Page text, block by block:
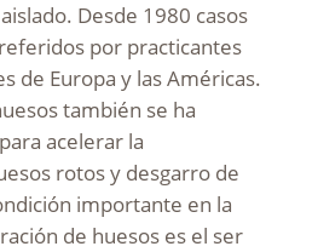
Desde 1980 casos
por practicantes
de Europa y las Américas.
también se ha
acelerar la
rotos y desgarro de
importante en la
de huesos es el ser